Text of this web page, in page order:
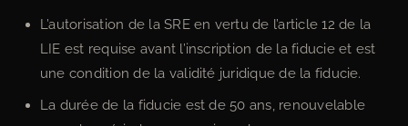
L’autorisation de la SRE en vertu de l’article 12 de la
LIE est requise avant l’inscription de la fiducie et est
une condition de la validité juridique de la fiducie.
La durée de la fiducie est de 50 ans, renouvelable